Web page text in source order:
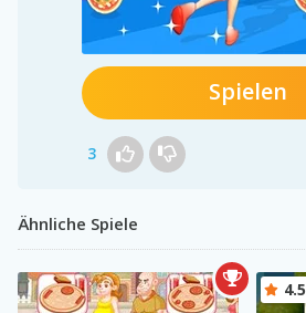
Spielen
3
Ähnliche Spiele
4.5